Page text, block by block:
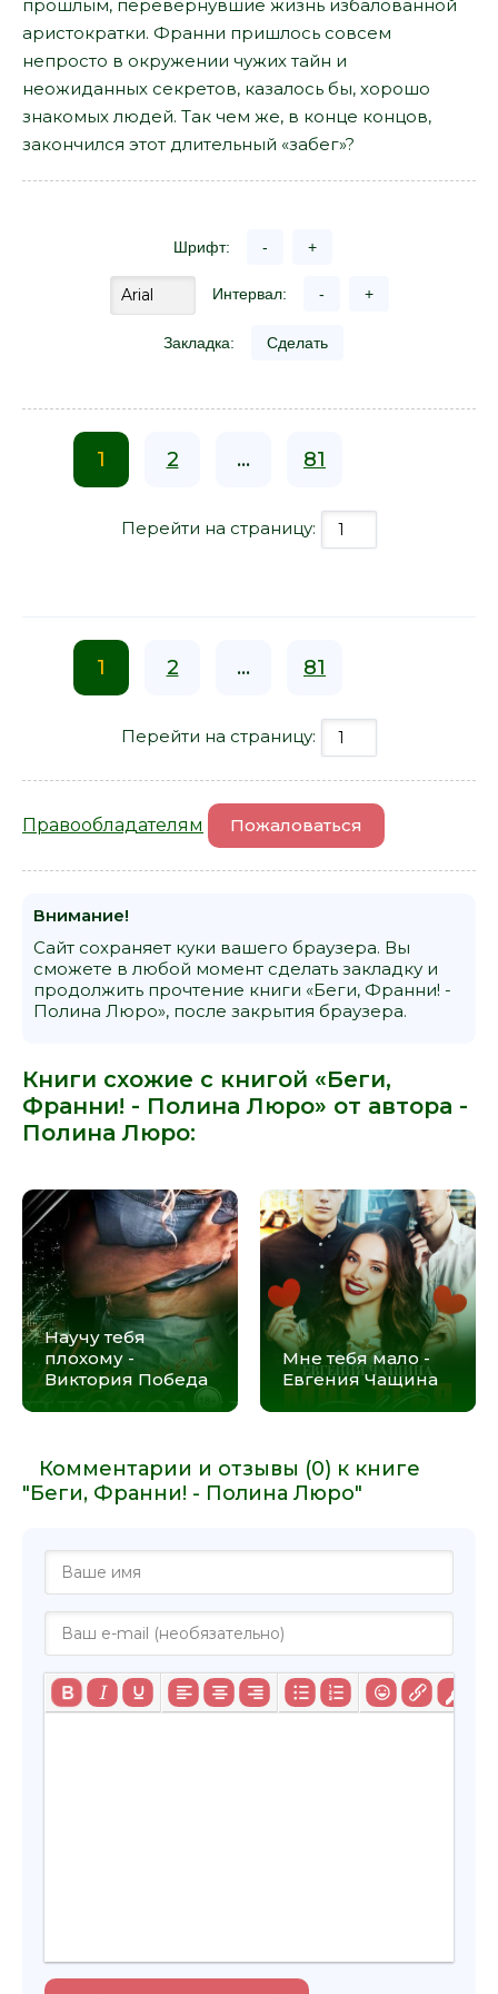
прошлым, перевернувшие жизнь избалованной
аристократки. Франни пришлось совсем
непросто в окружении чужих тайн и
неожиданных секретов, казалось бы, хорошо
знакомых людей. Так чем же, в конце концов,
закончился этот длительный «забег»?
Шрифт: - +
Интервал: - +
Закладка: Сделать
1 2 ... 81
Перейти на страницу:
1 2 ... 81
Перейти на страницу:
Правообладателям Пожаловаться
Внимание!
Сайт сохраняет куки вашего браузера. Вы
сможете в любой момент сделать закладку и
продолжить прочтение книги «Беги, Франни! -
Полина Люро», после закрытия браузера.
Книги схожие с книгой «Беги,
Франни! - Полина Люро» от автора -
Полина Люро:
Научу тебя
плохому -
Виктория Победа
Мне тебя мало -
Евгения Чащина
Комментарии и отзывы (0) к книге
"Беги, Франни! - Полина Люро"